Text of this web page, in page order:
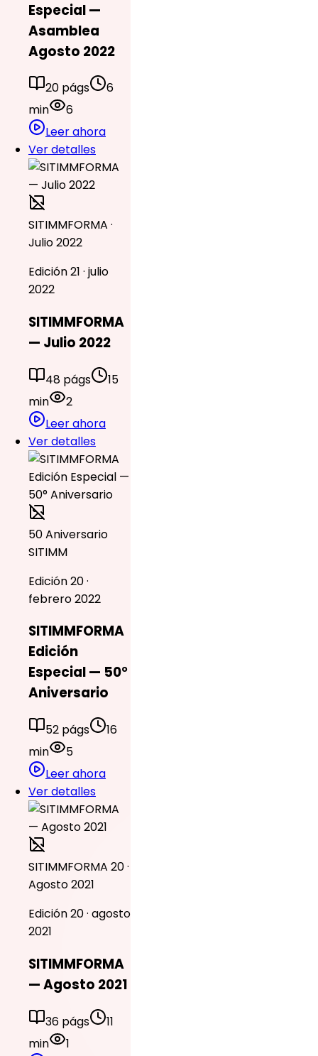
Especial —
Asamblea
Agosto 2022
20 págs
6
min
6
Leer ahora
Ver detalles
SITIMMFORMA ·
Julio 2022
Edición 21 · julio
2022
SITIMMFORMA
— Julio 2022
48 págs
15
min
2
Leer ahora
Ver detalles
50 Aniversario
SITIMM
Edición 20 ·
febrero 2022
SITIMMFORMA
Edición
Especial — 50°
Aniversario
52 págs
16
min
5
Leer ahora
Ver detalles
SITIMMFORMA 20 ·
Agosto 2021
Edición 20 · agosto
2021
SITIMMFORMA
— Agosto 2021
36 págs
11
min
1